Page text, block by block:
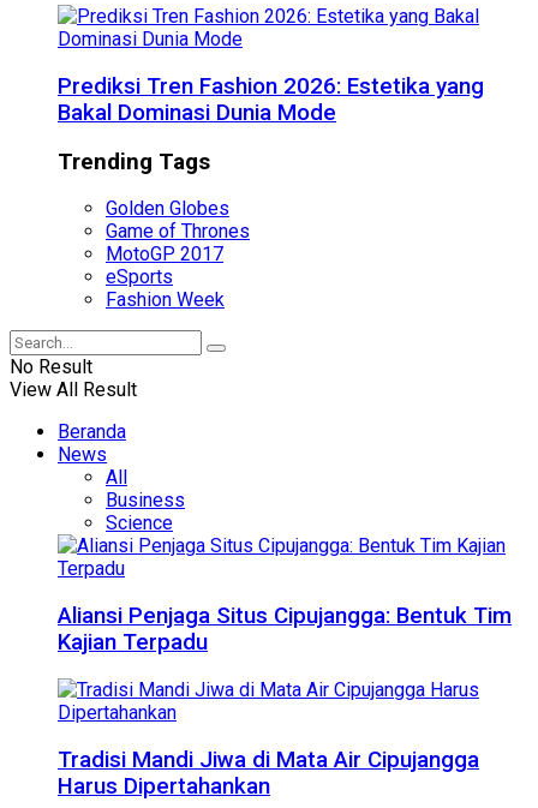
Prediksi Tren Fashion 2026: Estetika yang
Bakal Dominasi Dunia Mode
Trending Tags
Golden Globes
Game of Thrones
MotoGP 2017
eSports
Fashion Week
No Result
View All Result
Beranda
News
All
Business
Science
Aliansi Penjaga Situs Cipujangga: Bentuk Tim
Kajian Terpadu
Tradisi Mandi Jiwa di Mata Air Cipujangga
Harus Dipertahankan